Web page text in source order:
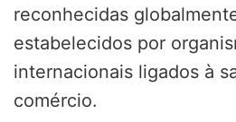
reconhecidas
estabelecidos por
internacionais ligados à
comércio.